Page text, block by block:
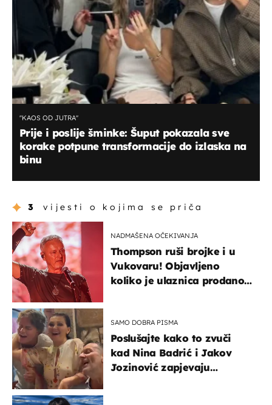
''KAOS OD JUTRA''
Prije i poslije šminke: Šuput pokazala sve
korake potpune transformacije do izlaska na
binu
3 vijesti o kojima se priča
NADMAŠENA OČEKIVANJA
Thompson ruši brojke i u
Vukovaru! Objavljeno
koliko je ulaznica prodano
SAMO DOBRA PISMA
Poslušajte kako to zvuči
kad Nina Badrić i Jakov
Jozinović zapjevaju